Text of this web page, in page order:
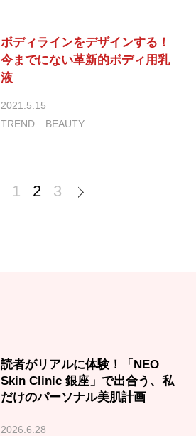
ボディラインをデザインする！
今までにない革新的ボディ用乳
液
2021.5.15
TREND
BEAUTY
1 2 3
読者がリアルに体験！「NEO
Skin Clinic 銀座」で出合う、私
だけのパーソナル美肌計画
2026.6.28